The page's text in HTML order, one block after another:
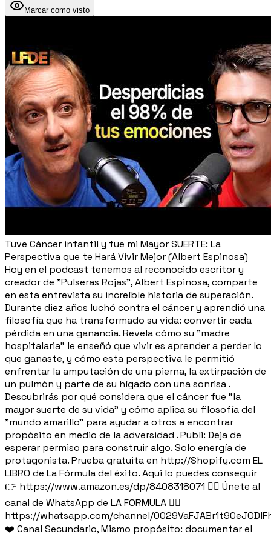
Marcar como visto
Tuve Cáncer infantil y fue mi Mayor SUERTE: La
Perspectiva que te Hará Vivir Mejor (Albert Espinosa)
Hoy en el podcast tenemos al reconocido escritor y
creador de "Pulseras Rojas", Albert Espinosa, comparte
en esta entrevista su increíble historia de superación.
Durante diez años luchó contra el cáncer y aprendió una
filosofía que ha transformado su vida: convertir cada
pérdida en una ganancia. Revela cómo su "madre
hospitalaria" le enseñó que vivir es aprender a perder lo
que ganaste, y cómo esta perspectiva le permitió
enfrentar la amputación de una pierna, la extirpación de
un pulmón y parte de su hígado con una sonrisa .
Descubrirás por qué considera que el cáncer fue "la
mayor suerte de su vida" y cómo aplica su filosofía del
"mundo amarillo" para ayudar a otros a encontrar
propósito en medio de la adversidad . Publi: Deja de
esperar permiso para construir algo. Solo energía de
protagonista. Prueba gratuita en http://Shopify.com EL
LIBRO de La Fórmula del éxito. Aqui lo puedes conseguir
👉 https://www.amazon.es/dp/8408318071 👉🏽 Únete al
canal de WhatsApp de LA FORMULA 👉🏽
https://whatsapp.com/channel/
❤️ Canal Secundario, Mismo propósito: documentar el